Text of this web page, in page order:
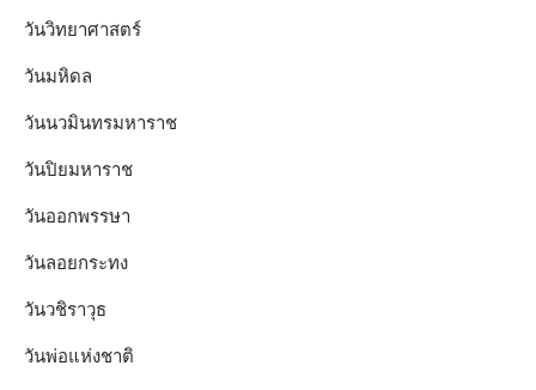
วันวิทยาศาสตร์
วันมหิดล
วันนวมินทรมหาราช
วันปิยมหาราช
วันออกพรรษา
วันลอยกระทง
วันวชิราวุธ
วันพ่อแห่งชาติ